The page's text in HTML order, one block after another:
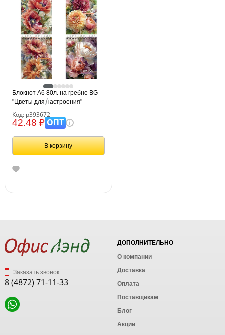
Блокнот А6 80л. на гребне BG
"Цветы для настроения"
Код: р393672
42.48 ₽ОПТ
В корзину
Заказать звонок
8 (4872) 71-11-33
ДОПОЛНИТЕЛЬНО
О компании
Доставка
Оплата
Поставщикам
Блог
Акции